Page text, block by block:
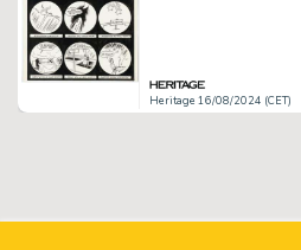
Heritage 16/08/2024 (CET)